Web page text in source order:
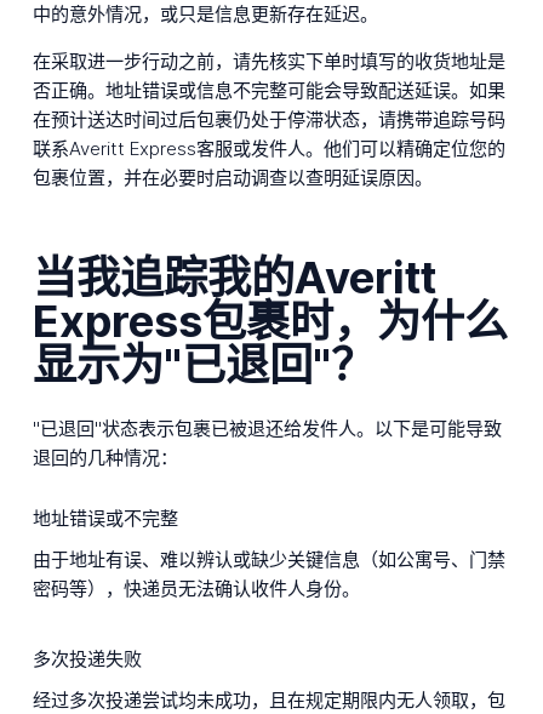
中的意外情况，或只是信息更新存在延迟。
在采取进一步行动之前，请先核实下单时填写的收货地址是
否正确。地址错误或信息不完整可能会导致配送延误。如果
在预计送达时间过后包裹仍处于停滞状态，请携带追踪号码
联系Averitt Express客服或发件人。他们可以精确定位您的
包裹位置，并在必要时启动调查以查明延误原因。
当我追踪我的Averitt
Express包裹时，为什么
显示为"已退回"？
"已退回"状态表示包裹已被退还给发件人。以下是可能导致
退回的几种情况：
地址错误或不完整
由于地址有误、难以辨认或缺少关键信息（如公寓号、门禁
密码等），快递员无法确认收件人身份。
多次投递失败
经过多次投递尝试均未成功，且在规定期限内无人领取，包